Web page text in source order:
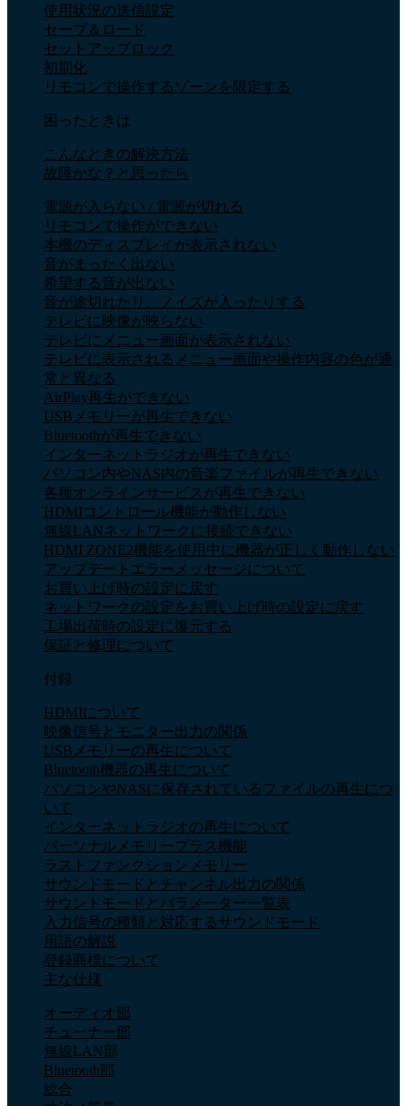
使用状況の送信設定
セーブ＆ロード
セットアップロック
初期化
リモコンで操作するゾーンを限定する
困ったときは
こんなときの解決方法
故障かな？と思ったら
電源が入らない / 電源が切れる
リモコンで操作ができない
本機のディスプレイが表示されない
音がまったく出ない
希望する音が出ない
音が途切れたり、ノイズが入ったりする
テレビに映像が映らない
テレビにメニュー画面が表示されない
テレビに表示されるメニュー画面や操作内容の色が通
常と異なる
AirPlay再生ができない
USBメモリーが再生できない
Bluetoothが再生できない
インターネットラジオが再生できない
パソコン内やNAS内の音楽ファイルが再生できない
各種オンラインサービスが再生できない
HDMIコントロール機能が動作しない
無線LANネットワークに接続できない
HDMI ZONE2機能を使用中に機器が正しく動作しない
アップデートエラーメッセージについて
お買い上げ時の設定に戻す
ネットワークの設定をお買い上げ時の設定に戻す
工場出荷時の設定に復元する
保証と修理について
付録
HDMIについて
映像信号とモニター出力の関係
USBメモリーの再生について
Bluetooth機器の再生について
パソコンやNASに保存されているファイルの再生につ
いて
インターネットラジオの再生について
パーソナルメモリープラス機能
ラストファンクションメモリー
サウンドモードとチャンネル出力の関係
サウンドモードとパラメーター一覧表
入力信号の種類と対応するサウンドモード
用語の解説
登録商標について
主な仕様
オーディオ部
チューナー部
無線LAN部
Bluetooth部
総合